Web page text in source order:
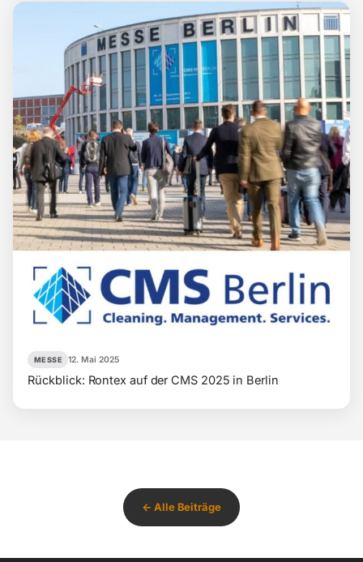
MESSE 12. Mai 2025
Rückblick: Rontex auf der CMS 2025 in Berlin
← Alle Beiträge